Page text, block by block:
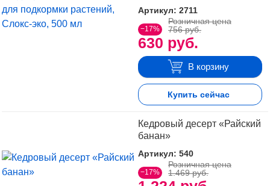
Артикул: 2711
−17%
630 руб.
Розничная цена
756 руб.
В корзину
Купить сейчас
Кедровый десерт «Райский
банан»
Артикул: 540
−17%
Розничная цена
1.469 руб.